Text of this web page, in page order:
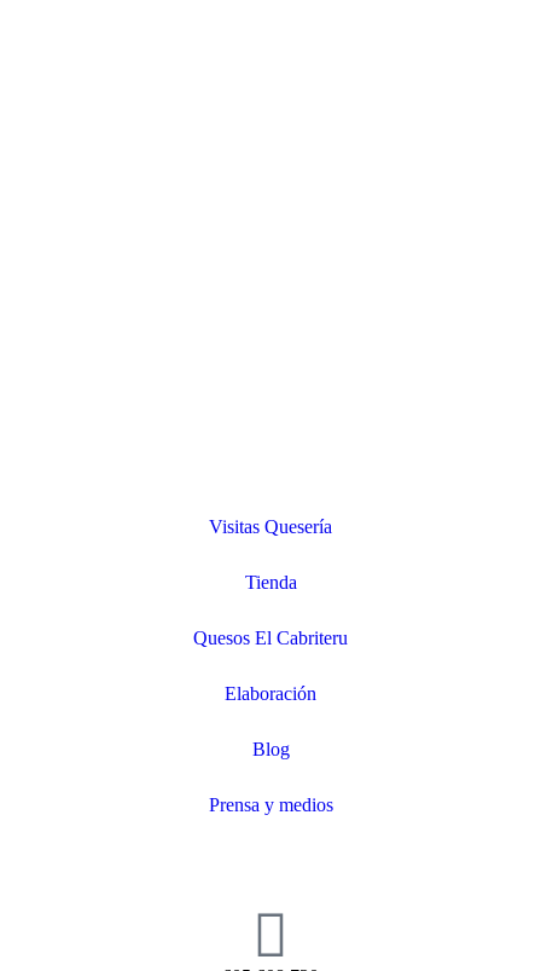
Visitas Quesería
Tienda
Quesos El Cabriteru
Elaboración
Blog
Prensa y medios